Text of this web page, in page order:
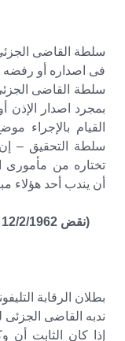
سلطة القاضى
فى اصداره أو رفضه
سلطة القاضى
بمجرد اصدار الإذن
القيام بالإجراء
سلطة التحقيق –
تختاره من مأمورى
أن يندب أحد هؤلاء
(نقض 12/2/1962 – أحكام النقض – س13 ق37 ص135)
بطلان الرقابة
ندبه القاضى
إذا كان الثابت أن